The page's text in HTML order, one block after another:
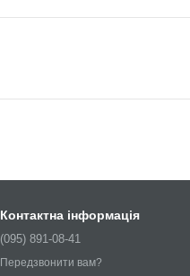
Контактна інформація
(095) 891-08-41
Передзвонити вам?